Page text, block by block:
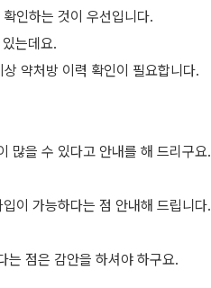
인하는 것이 우선입니다.
는데요.
약처방 이력 확인이 필요합니다.
많을 수 있다고 안내를 해 드리구요.
이 가능하다는 점 안내해 드립니다.
는 점은 감안을 하셔야 하구요.